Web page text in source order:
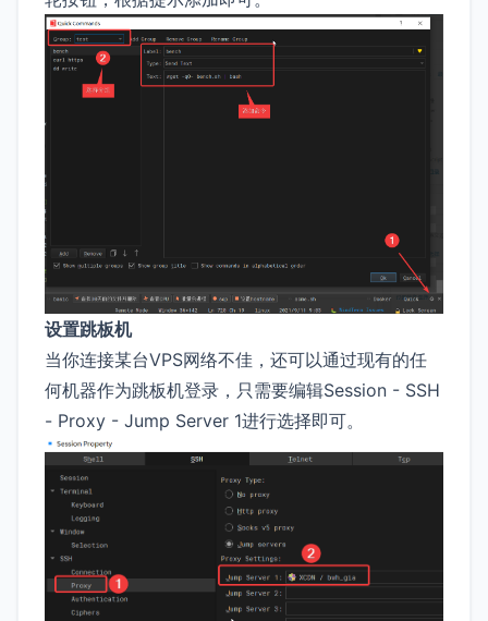
设置跳板机
当你连接某台VPS网络不佳，还可以通过现有的任
何机器作为跳板机登录，只需要编辑Session - SSH
- Proxy - Jump Server 1进行选择即可。